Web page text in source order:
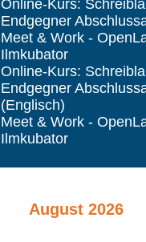
Online-Kurs:
Endgegner
Meet & Work -
Ilmkubator
Online-Kurs:
Endgegner
(Englisch)
Meet & Work -
Ilmkubator
August 2026